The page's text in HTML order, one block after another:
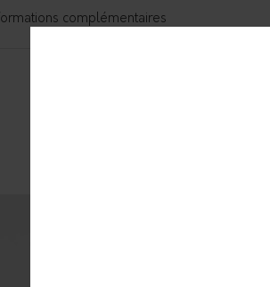
complémentaires